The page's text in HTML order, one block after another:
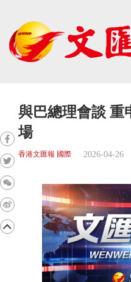
與巴總理會談 重
場
香港文匯報 國際 2026-04-26